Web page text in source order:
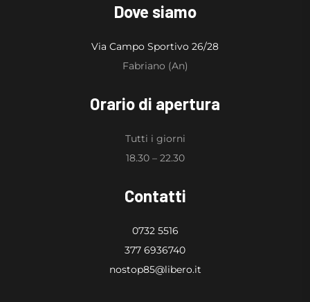
Dove siamo
Via Campo Sportivo 26/28
Fabriano (An)
Orario di apertura
Tutti i giorni
18.30 – 22.30
Contatti
0732 5516
377 6936740
nostop85@libero.it